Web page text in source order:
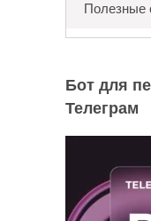
Полезные
Бот для
Телеграм